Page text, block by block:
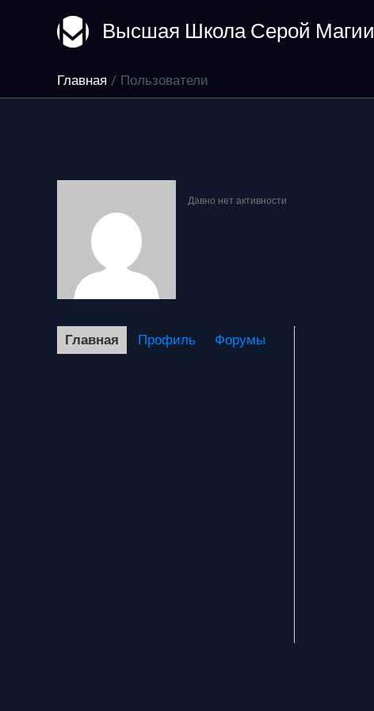
содержимому
Высшая Школа Серой Магии
Главная Пользователи
Давно нет активности
Главная Профиль Форумы